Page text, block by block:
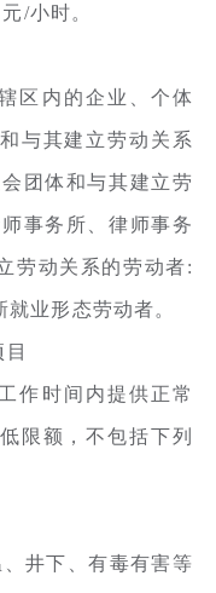
/小时。
区内的企业、个体
与其建立劳动关系
团体和与其建立劳
事务所、律师事务
劳动关系的劳动者:
业形态劳动者。
作时间内提供正常
限额，不包括下列
井下、有毒有害等